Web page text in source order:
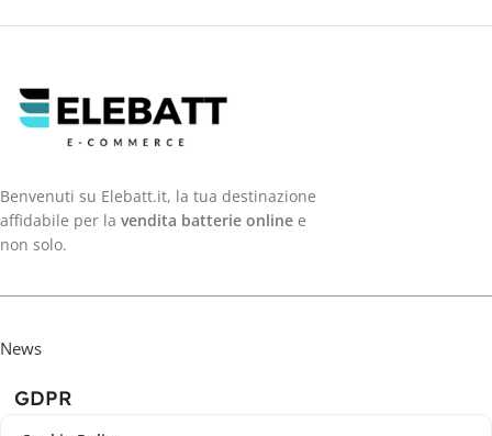
Benvenuti su Elebatt.it, la tua destinazione
affidabile per la vendita batterie online e
non solo.
News
GDPR